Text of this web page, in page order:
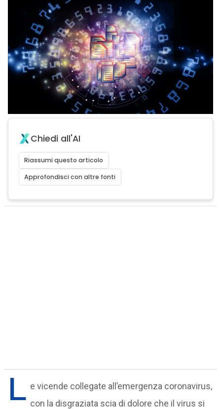
Chiedi all'AI
Riassumi questo articolo
Approfondisci con altre fonti
L e vicende collegate all’emergenza coronavirus,
con la disgraziata scia di dolore che il virus si